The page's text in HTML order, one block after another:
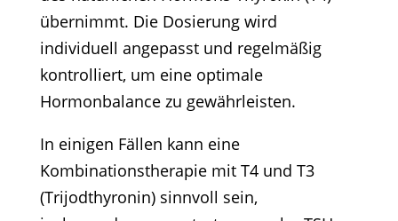
übernimmt. Die Dosierung wird
individuell angepasst und regelmäßig
kontrolliert, um eine optimale
Hormonbalance zu gewährleisten.
In einigen Fällen kann eine
Kombinationstherapie mit T4 und T3
(Trijodthyronin) sinnvoll sein,